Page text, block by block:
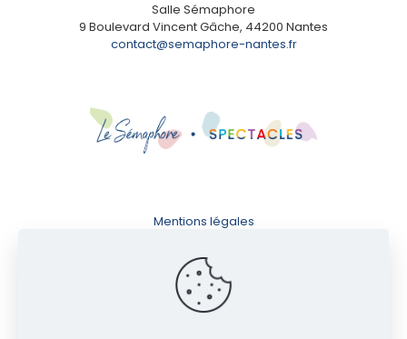
Salle Sémaphore
9 Boulevard Vincent Gâche, 44200 Nantes
contact@semaphore-nantes.fr
Mentions légales
Politique de confidentialité